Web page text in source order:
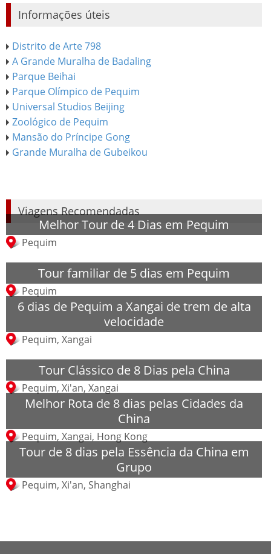
Informações úteis
Distrito de Arte 798​
A Grande Muralha de Badaling
Parque Beihai
Parque Olímpico de Pequim
Universal Studios Beijing
Zoológico de Pequim
Mansão do Príncipe Gong
Grande Muralha de Gubeikou
Viagens Recomendadas
Melhor Tour de 4 Dias em Pequim
Pequim
Tour familiar de 5 dias em Pequim
Pequim
6 dias de Pequim a Xangai de trem de alta
velocidade
Pequim, Xangai
Tour Clássico de 8 Dias pela China
Pequim, Xi'an, Xangai
Melhor Rota de 8 dias pelas Cidades da
China
Pequim, Xangai, Hong Kong
Tour de 8 dias pela Essência da China em
Grupo
Pequim, Xi'an, Shanghai